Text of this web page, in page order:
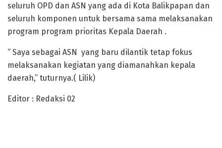
seluruh OPD dan ASN yang ada di Kota Balikpapan dan
seluruh komponen untuk bersama sama melaksanakan
program program prioritas Kepala Daerah .
“ Saya sebagai ASN yang baru dilantik tetap fokus
melaksanakan kegiatan yang diamanahkan kepala
daerah,” tuturnya.( Lilik)
Editor : Redaksi 02